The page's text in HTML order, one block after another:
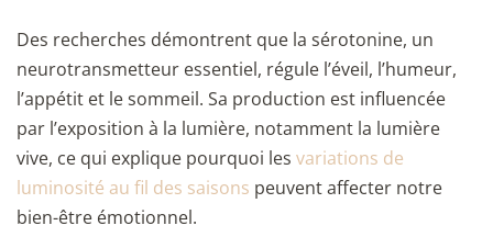
Des recherches démontrent que la sérotonine, un
neurotransmetteur essentiel, régule l’éveil, l’humeur,
l’appétit et le sommeil. Sa production est influencée
par l’exposition à la lumière, notamment la lumière
vive, ce qui explique pourquoi les variations de
luminosité au fil des saisons peuvent affecter notre
bien-être émotionnel.